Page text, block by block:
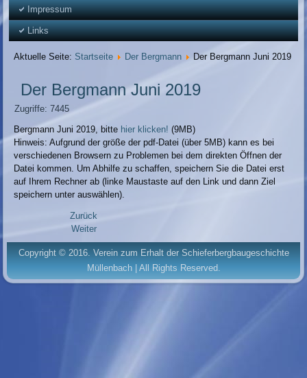
Impressum
Links
Aktuelle Seite: Startseite Der Bergmann Der Bergmann Juni 2019
Der Bergmann Juni 2019
Zugriffe: 7445
Bergmann Juni 2019, bitte hier klicken!(9MB)
Hinweis: Aufgrund der größe der pdf-Datei (über 5MB) kann es bei
verschiedenen Browsern zu Problemen bei dem direkten Öffnen der
Datei kommen. Um Abhilfe zu schaffen, speichern Sie die Datei erst
auf Ihrem Rechner ab (linke Maustaste auf den Link und dann Ziel
speichern unter auswählen).
Zurück
Weiter
Copyright © 2016. Verein zum Erhalt der Schieferbergbaugeschichte
Müllenbach | All Rights Reserved.